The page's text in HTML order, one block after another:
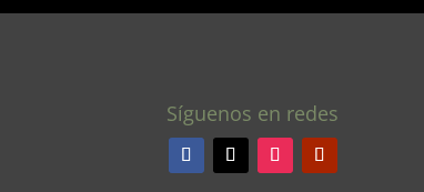
Síguenos en redes